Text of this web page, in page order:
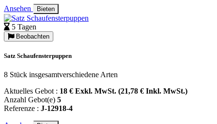
Ansehen Bieten
5 Tagen
Beobachten
Satz Schaufensterpuppen
8 Stück insgesamtverschiedene Arten
Aktuelles Gebot : 18 € Exkl. MwSt. (21,78 € Inkl. MwSt.)
Anzahl Gebot(e) 5
Referenze : J-12918-4